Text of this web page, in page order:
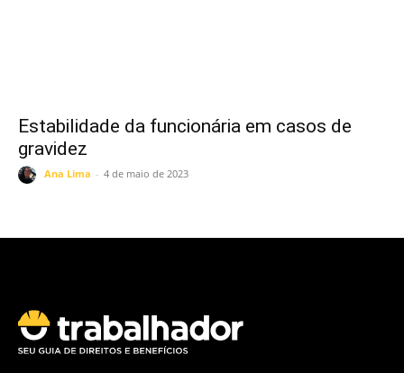
Estabilidade da funcionária em casos de
gravidez
Ana Lima - 4 de maio de 2023